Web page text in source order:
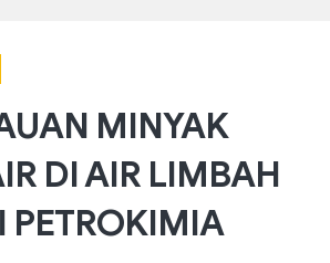
MINYAK
DI AIR LIMBAH
PETROKIMIA